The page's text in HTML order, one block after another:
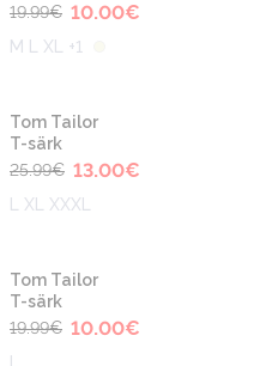
19.99€ 10.00€
M L XL +1
-50%
Tom Tailor
T-särk
25.99€ 13.00€
L XL XXXL
-50%
Tom Tailor
T-särk
19.99€ 10.00€